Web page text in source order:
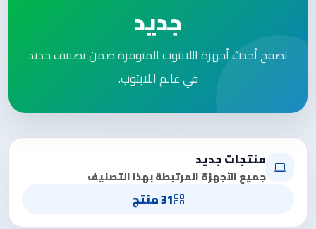
جديد
تصفح أحدث أجهزة اللابتوب المتوفرة ضمن تصنيف جديد
في عالم اللابتوب.
منتجات جديد
جميع الأجهزة المرتبطة بهذا التصنيف
31 منتج